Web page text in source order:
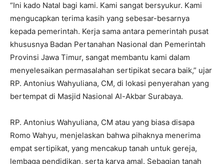
“Ini kado Natal bagi kami. Kami sangat bersyukur. Kami
mengucapkan terima kasih yang sebesar-besarnya
kepada pemerintah. Kerja sama antara pemerintah pusat
khususnya Badan Pertanahan Nasional dan Pemerintah
Provinsi Jawa Timur, sangat membantu kami dalam
menyelesaikan permasalahan sertipikat secara baik,” ujar
RP. Antonius Wahyuliana, CM, di lokasi penyerahan yang
bertempat di Masjid Nasional Al-Akbar Surabaya.
RP. Antonius Wahyuliana, CM atau yang biasa disapa
Romo Wahyu, menjelaskan bahwa pihaknya menerima
empat sertipikat, yang mencakup tanah untuk gereja,
lembaga pendidikan, serta karya amal. Sebagian tanah